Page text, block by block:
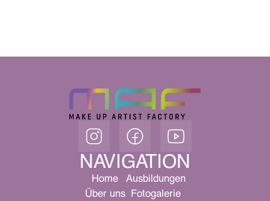
NAVIGATION
Home
Über uns
Ausbildungen
Fotogalerie